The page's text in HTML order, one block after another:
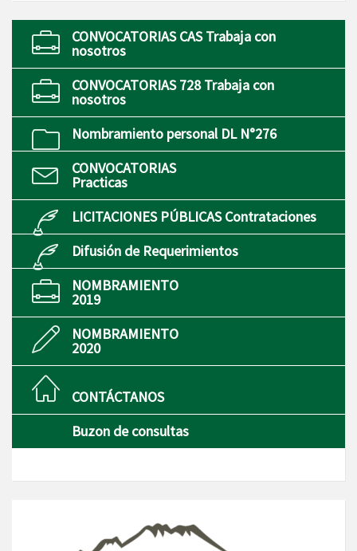
CONVOCATORIAS CAS Trabaja con
nosotros
CONVOCATORIAS 728 Trabaja con
nosotros
Nombramiento personal DL N°276
CONVOCATORIAS
Practicas
LICITACIONES PÚBLICAS Contrataciones
Difusión de Requerimientos
NOMBRAMIENTO
2019
NOMBRAMIENTO
2020
CONTÁCTANOS
Buzon de consultas